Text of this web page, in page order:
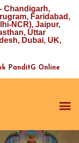
Chandigarh,
Faridabad,
NCR), Jaipur,
Uttar
Dubai, UK,
PanditG Online